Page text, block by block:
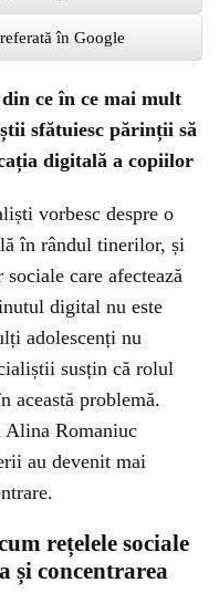
în Google
ce în ce mai mult
sfătuiesc părinții să
digitală a copiilor
vorbesc despre o
în rândul tinerilor, și
care afectează
digital nu este
adolescenți nu
susțin că rolul
această problemă.
Romaniuc
au devenit mai
rețelele sociale
și concentrarea